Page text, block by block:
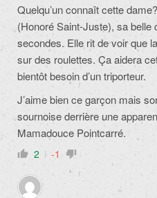
Quelqu’un connaît cette
(Honoré Saint-Juste), sa belle
secondes. Elle rit de voir que
sur des roulettes. Ça aidera
bientôt besoin d’un triporteur.
J’aime bien ce garçon mais
sournoise derrière une
Mamadouce Pointcarré.
2 -1